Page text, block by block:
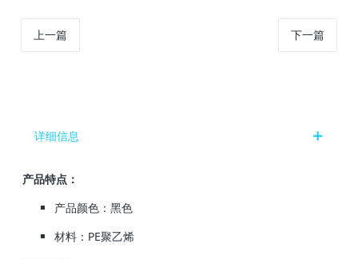
上一篇 下一篇
详细信息
产品特点：
产品颜色：黑色
材料：PE聚乙烯